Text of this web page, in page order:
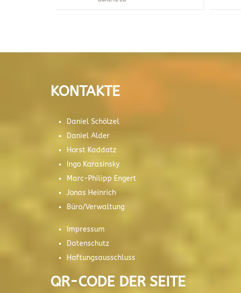
KONTAKTE
Daniel Schölzel
Daniel Alder
Horst Kaddatz
Ingo Karasinsky
Marc-Philipp Engert
Jonas Heinrich
Büro/Verwaltung
Impressum
Datenschutz
Haftungsausschluss
QR-CODE DER SEITE